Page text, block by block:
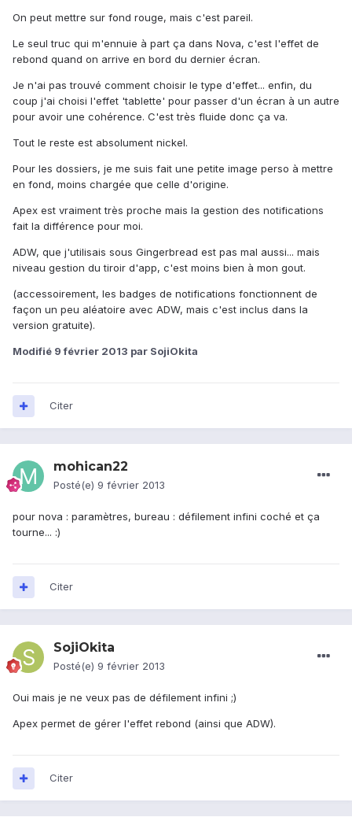
On peut mettre sur fond rouge, mais c'est pareil.
Le seul truc qui m'ennuie à part ça dans Nova, c'est l'effet de
rebond quand on arrive en bord du dernier écran.
Je n'ai pas trouvé comment choisir le type d'effet... enfin, du
coup j'ai choisi l'effet 'tablette' pour passer d'un écran à un autre
pour avoir une cohérence. C'est très fluide donc ça va.
Tout le reste est absolument nickel.
Pour les dossiers, je me suis fait une petite image perso à mettre
en fond, moins chargée que celle d'origine.
Apex est vraiment très proche mais la gestion des notifications
fait la différence pour moi.
ADW, que j'utilisais sous Gingerbread est pas mal aussi... mais
niveau gestion du tiroir d'app, c'est moins bien à mon gout.
(accessoirement, les badges de notifications fonctionnent de
façon un peu aléatoire avec ADW, mais c'est inclus dans la
version gratuite).
Modifié 9 février 2013 par SojiOkita
Citer
mohican22
Posté(e) 9 février 2013
pour nova : paramètres, bureau : défilement infini coché et ça
tourne... :)
Citer
SojiOkita
Posté(e) 9 février 2013
Oui mais je ne veux pas de défilement infini ;)
Apex permet de gérer l'effet rebond (ainsi que ADW).
Citer